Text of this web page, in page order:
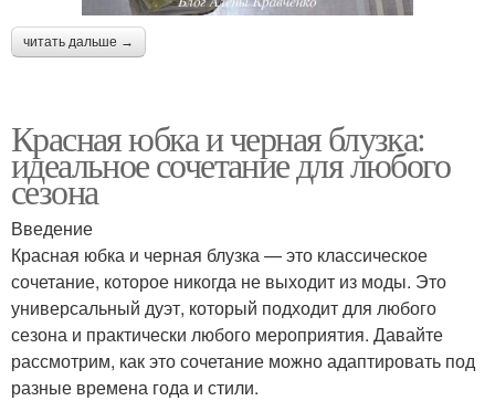
читать дальше →
Красная юбка и черная блузка:
идеальное сочетание для любого
сезона
Введение
Красная юбка и черная блузка — это классическое
сочетание, которое никогда не выходит из моды. Это
универсальный дуэт, который подходит для любого
сезона и практически любого мероприятия. Давайте
рассмотрим, как это сочетание можно адаптировать под
разные времена года и стили.